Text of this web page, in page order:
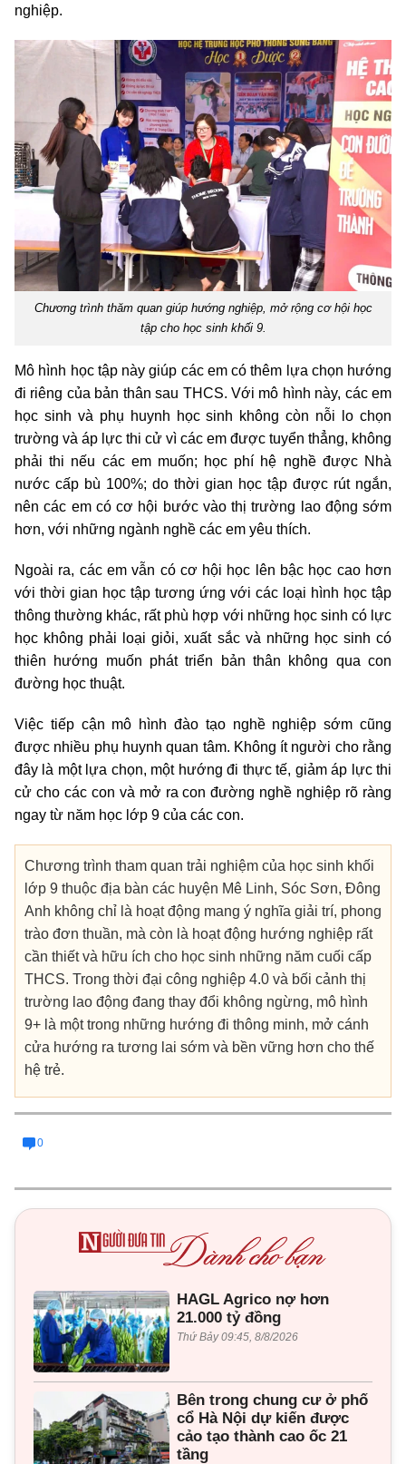
nghiệp.
Chương trình thăm quan giúp hướng nghiệp, mở rộng cơ hội học
tập cho học sinh khối 9.
Mô hình học tập này giúp các em có thêm lựa chọn hướng
đi riêng của bản thân sau THCS. Với mô hình này, các em
học sinh và phụ huynh học sinh không còn nỗi lo chọn
trường và áp lực thi cử vì các em được tuyển thẳng, không
phải thi nếu các em muốn; học phí hệ nghề được Nhà
nước cấp bù 100%; do thời gian học tập được rút ngắn,
nên các em có cơ hội bước vào thị trường lao động sớm
hơn, với những ngành nghề các em yêu thích.
Ngoài ra, các em vẫn có cơ hội học lên bậc học cao hơn
với thời gian học tập tương ứng với các loại hình học tập
thông thường khác, rất phù hợp với những học sinh có lực
học không phải loại giỏi, xuất sắc và những học sinh có
thiên hướng muốn phát triển bản thân không qua con
đường học thuật.
Việc tiếp cận mô hình đào tạo nghề nghiệp sớm cũng
được nhiều phụ huynh quan tâm. Không ít người cho rằng
đây là một lựa chọn, một hướng đi thực tế, giảm áp lực thi
cử cho các con và mở ra con đường nghề nghiệp rõ ràng
ngay từ năm học lớp 9 của các con.
Chương trình tham quan trải nghiệm của học sinh khối
lớp 9 thuộc địa bàn các huyện Mê Linh, Sóc Sơn, Đông
Anh không chỉ là hoạt động mang ý nghĩa giải trí, phong
trào đơn thuần, mà còn là hoạt động hướng nghiệp rất
cần thiết và hữu ích cho học sinh những năm cuối cấp
THCS. Trong thời đại công nghiệp 4.0 và bối cảnh thị
trường lao động đang thay đổi không ngừng, mô hình
9+ là một trong những hướng đi thông minh, mở cánh
cửa hướng ra tương lai sớm và bền vững hơn cho thế
hệ trẻ.
0
HAGL Agrico nợ hơn
21.000 tỷ đồng
Thứ Bảy 09:45, 8/8/2026
Bên trong chung cư ở phố
cổ Hà Nội dự kiến được
cảo tạo thành cao ốc 21
tầng